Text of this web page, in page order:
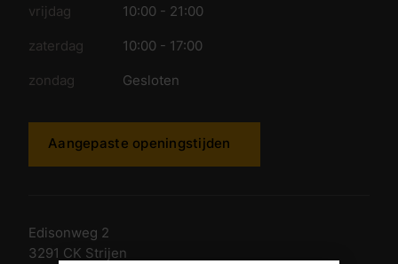
vrijdag 10:00 - 21:00
zaterdag 10:00 - 17:00
zondag Gesloten
Aangepaste openingstijden
Edisonweg 2
3291 CK Strijen